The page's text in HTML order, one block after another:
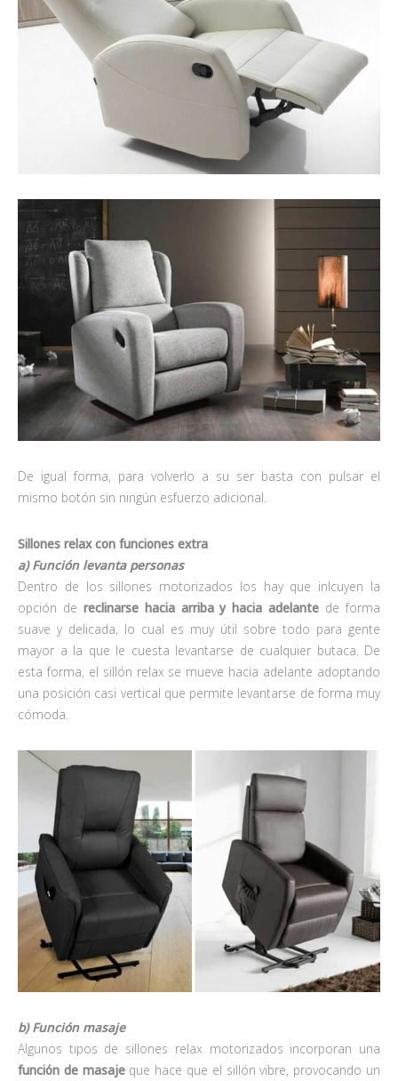
De igual forma, para volverlo a su ser basta con pulsar el
mismo botón sin ningún esfuerzo adicional.
Sillones relax con funciones extra
a) Función levanta personas
Dentro de los sillones motorizados los hay que inlcuyen la
opción de reclinarse hacia arriba y hacia adelante de forma
suave y delicada, lo cual es muy útil sobre todo para gente
mayor a la que le cuesta levantarse de cualquier butaca. De
esta forma, el sillón relax se mueve hacia adelante adoptando
una posición casi vertical que permite levantarse de forma muy
cómoda.
b) Función masaje
Algunos tipos de sillones relax motorizados incorporan una
función de masajeque hace que el sillón vibre, provocando un